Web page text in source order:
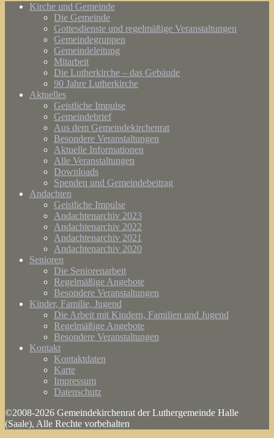
Kirche und Gemeinde
Die Gemeinde
Gottesdienste und regelmäßige Veranstaltungen
Gemeindegruppen
Gemeindeleitung
Mitarbeit
Die Lutherkirche – das Gebäude
90 Jahre Lutherkirche
Aktuelles
Geistliche Impulse
Gemeindebrief
Aus dem Gemeindekirchenrat
Besondere Veranstaltungen
Aktuelle Informationen
Alle Veranstaltungen
Downloads
Spenden und Gemeindebeitrag
Andachten
Geistliche Impulse
Andachtenarchiv 2023
Andachtenarchiv 2022
Andachtenarchiv 2021
Andachtenarchiv 2020
Senioren
Die Seniorenarbeit
Regelmäßige Angebote
Besondere Veranstaltungen
Kinder, Familie, Jugend
Die Arbeit mit Kindern, Familien und Jugend
Regelmäßige Angebote
Besondere Veranstaltungen
Kontakt
Kontaktdaten
Karte
Impressum
Datenschutz
©2008-2026 Gemeindekirchenrat der Luthergemeinde Halle
(Saale), Alle Rechte vorbehalten